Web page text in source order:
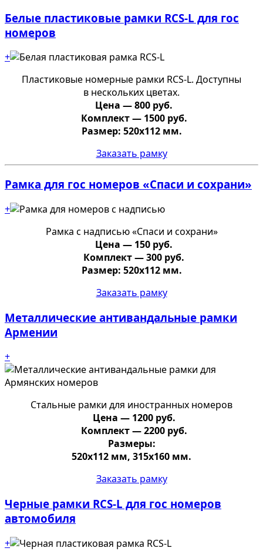
Белые пластиковые рамки RCS-L для гос
номеров
+
Пластиковые номерные рамки RCS-L. Доступны
в нескольких цветах.
Цена — 800 руб.
Комплект — 1500 руб.
Размер: 520х112 мм.
Заказать рамку
Рамка для гос номеров «Спаси и сохрани»
+
Рамка с надписью «Спаси и сохрани»
Цена — 150 руб.
Комплект — 300 руб.
Размер: 520х112 мм.
Заказать рамку
Металлические антивандальные рамки
Армении
+
Стальные рамки для иностранных номеров
Цена — 1200 руб.
Комплект — 2200 руб.
Размеры:
520х112 мм, 315х160 мм.
Заказать рамку
Черные рамки RCS-L для гос номеров
автомобиля
+